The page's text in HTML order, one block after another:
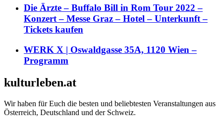
Die Ärzte – Buffalo Bill in Rom Tour 2022 –
Konzert – Messe Graz – Hotel – Unterkunft –
Tickets kaufen
WERK X | Oswaldgasse 35A, 1120 Wien –
Programm
kulturleben.at
Wir haben für Euch die besten und beliebtesten Veranstaltungen aus
Österreich, Deutschland und der Schweiz.